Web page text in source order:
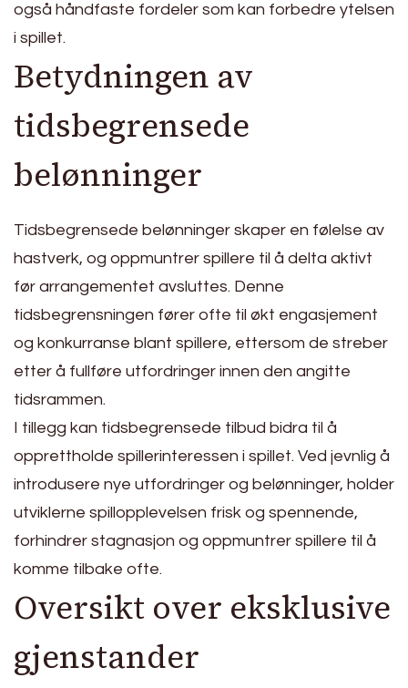
også håndfaste fordeler som kan forbedre ytelsen
i spillet.
Betydningen av
tidsbegrensede
belønninger
Tidsbegrensede belønninger skaper en følelse av
hastverk, og oppmuntrer spillere til å delta aktivt
før arrangementet avsluttes. Denne
tidsbegrensningen fører ofte til økt engasjement
og konkurranse blant spillere, ettersom de streber
etter å fullføre utfordringer innen den angitte
tidsrammen.
I tillegg kan tidsbegrensede tilbud bidra til å
opprettholde spillerinteressen i spillet. Ved jevnlig å
introdusere nye utfordringer og belønninger, holder
utviklerne spillopplevelsen frisk og spennende,
forhindrer stagnasjon og oppmuntrer spillere til å
komme tilbake ofte.
Oversikt over eksklusive
gjenstander